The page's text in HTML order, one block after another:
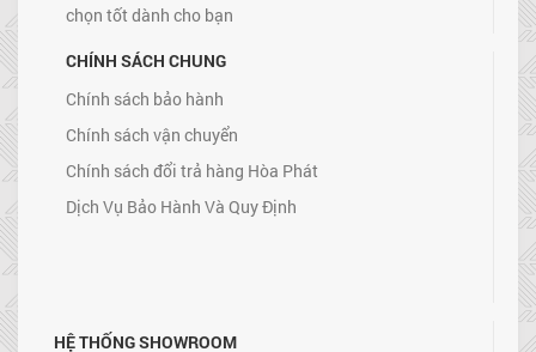
chọn tốt dành cho bạn
CHÍNH SÁCH CHUNG
Chính sách bảo hành
Chính sách vận chuyển
Chính sách đổi trả hàng Hòa Phát
Dịch Vụ Bảo Hành Và Quy Định
HỆ THỐNG SHOWROOM